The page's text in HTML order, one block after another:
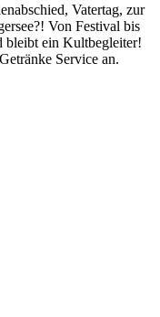
Vatertag, zur
Von Festival bis
bleibt ein Kultbegleiter!
Service an.